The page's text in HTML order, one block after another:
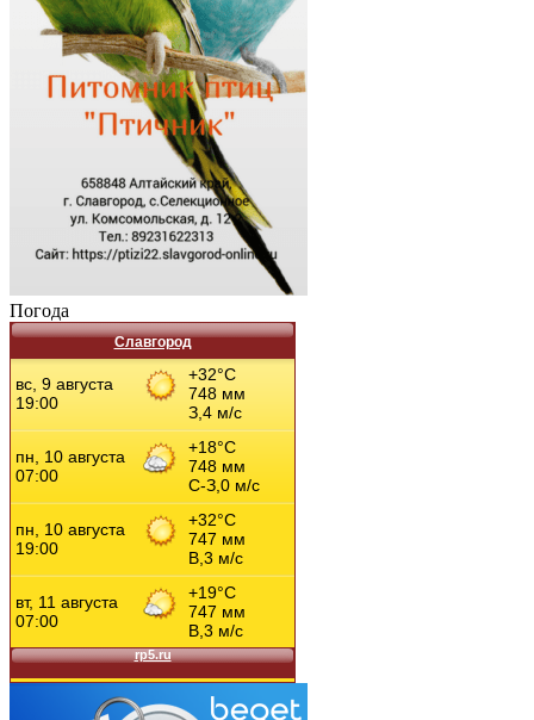
Погода
Славгород